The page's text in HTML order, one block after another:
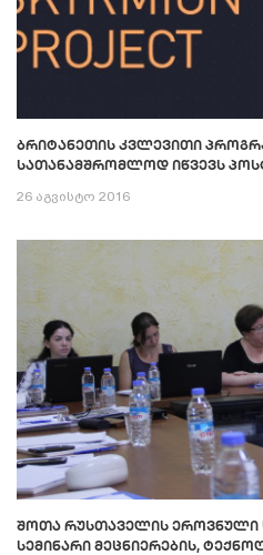
ᲑᲠᲘᲢᲐᲜᲔᲗᲘᲡ ᲙᲕᲚᲔᲕᲘᲗᲘ
ᲡᲐᲗᲐᲜᲐᲛᲨᲠᲝᲛᲚᲝᲓ ᲘᲬᲕᲔᲕᲡ
26 აგვისტო 2016
ᲨᲝᲗᲐ ᲠᲣᲡᲗᲐᲕᲔᲚᲘᲡ ᲔᲠᲝᲕᲜᲣᲚᲘ
ᲡᲔᲛᲘᲜᲐᲠᲘ ᲛᲔᲪᲜᲘᲔᲠᲔᲑᲘᲡ,